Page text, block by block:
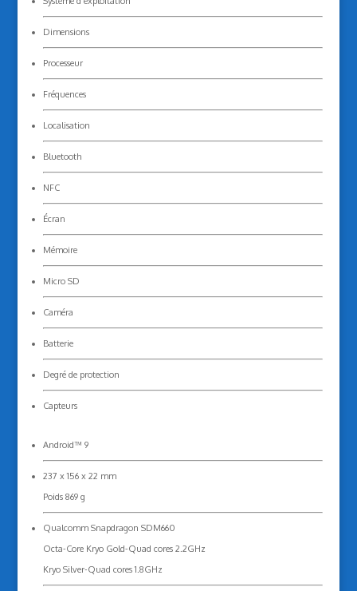
Dimensions
Processeur
Fréquences
Localisation
Bluetooth
NFC
Écran
Mémoire
Micro SD
Caméra
Batterie
Degré de protection
Capteurs
Android™ 9
237 x 156 x 22 mm
Poids 869 g
Qualcomm Snapdragon SDM660
Octa-Core Kryo Gold-Quad cores 2.2GHz
Kryo Silver-Quad cores 1.8GHz